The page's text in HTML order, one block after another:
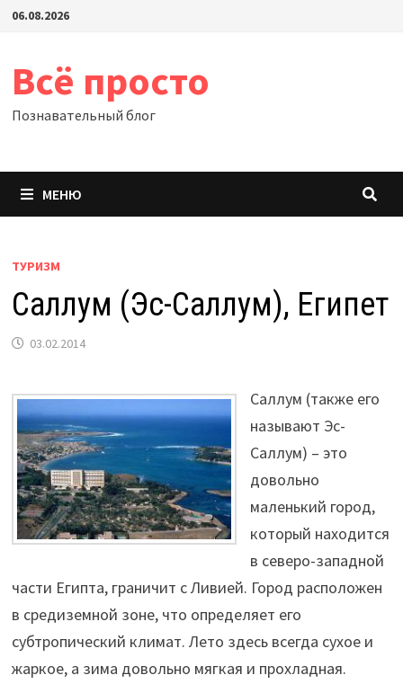
Перейти
06.08.2026
Всё просто
Познавательный блог
МЕНЮ
ТУРИЗМ
Саллум (Эс-Саллум), Египет
03.02.2014
Саллум (также его
называют Эс-
Саллум) – это
довольно
маленький город,
который находится
в северо-западной
части Египта, граничит с Ливией. Город расположен
в средиземной зоне, что определяет его
субтропический климат. Лето здесь всегда сухое и
жаркое, а зима довольно мягкая и прохладная.